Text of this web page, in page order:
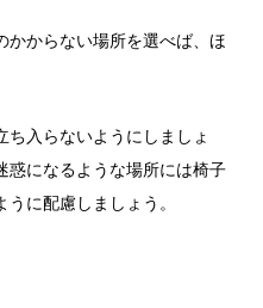
かからない場所を選べば、ほ
入らないようにしましょ
惑になるような場所には椅子
に配慮しましょう。